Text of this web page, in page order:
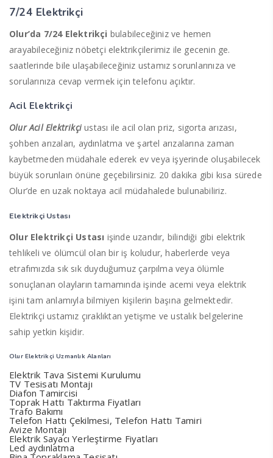
7/24 Elektrikçi
Olur’da 7/24 Elektrikçi bulabileceğiniz ve hemen
arayabileceğiniz nöbetçi elektrikçilerimiz ile gecenin ge.
saatlerinde bile ulaşabileceğiniz ustamız sorunlarınıza ve
sorularınıza cevap vermek için telefonu açıktır.
Acil Elektrikçi
Olur Acil Elektrikçi ustası ile acil olan priz, sigorta arızası,
şohben arızaları, aydınlatma ve şartel arızalarına zaman
kaybetmeden müdahale ederek ev veya işyerinde oluşabilecek
büyük sorunlaın önüne geçebilirsiniz. 20 dakika gibi kısa sürede
Olur’de en uzak noktaya acil müdahalede bulunabiliriz.
Elektrikçi Ustası
Olur Elektrikçi Ustası işinde uzandır, bilindiği gibi elektrik
tehlikeli ve ölümcül olan bir iş koludur, haberlerde veya
etrafımızda sık sık duyduğumuz çarpılma veya ölümle
sonuçlanan olayların tamamında işinde acemi veya elektrik
işini tam anlamıyla bilmiyen kişilerin başına gelmektedir.
Elektrikçi ustamız çıraklıktan yetişme ve ustalık belgelerine
sahip yetkin kişidir.
Olur Elektrikçi Uzmanlık Alanları
Elektrik Tava Sistemi Kurulumu
TV Tesisatı Montajı
Diafon Tamircisi
Toprak Hattı Taktırma Fiyatları
Trafo Bakımı
Telefon Hattı Çekilmesi, Telefon Hattı Tamiri
Avize Montajı
Elektrik Sayacı Yerleştirme Fiyatları
Led aydınlatma